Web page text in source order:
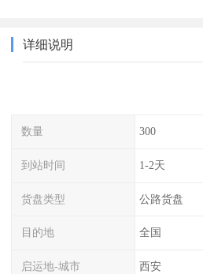
详细说明
数量 300
到站时间 1-2天
货盘类型 公路货盘
目的地 全国
启运地-城市 西安